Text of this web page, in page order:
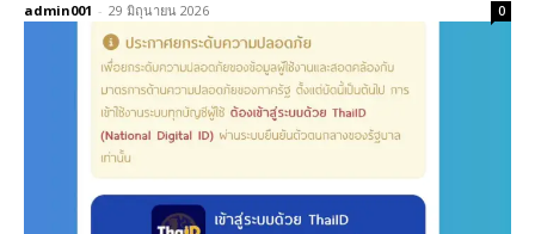
admin001 - 29 มิถุนายน 2026 0